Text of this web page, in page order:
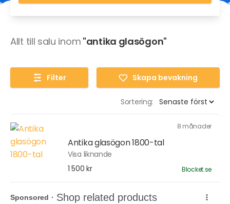
Allt till salu inom "antika glasögon"
Filter Skapa bevakning
Sortering:
8 månader
Antika glasögon 1800-tal
Visa liknande
1 500 kr
Blocket.se